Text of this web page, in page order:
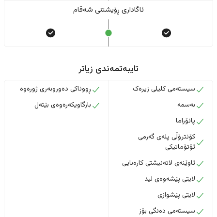
ئاگاداری ڕۆیشتنی شەقام
تایبەتمەندی زیاتر
سیستەمی کلیلی زیرەک
بەسمە
پانۆراما
کۆنترۆڵی پلەی گەرمی
ئۆتۆماتیکی
ئاوێنەی لاتەنیشتی کارەبایی
لایتی پێشەوەی لید
لایتی پێشوازی
سیستەمی دەنگی بۆز
ڕووناکی دەوروبەری ژورەوە
بارگاویکەرەوەی بێتەل